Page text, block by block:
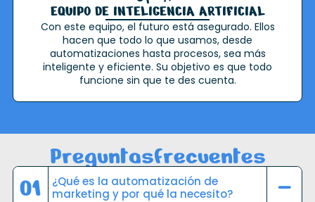
EQUIPO DE INTELIGENCIA ARTIFICIAL
Con este equipo, el futuro está asegurado. Ellos
hacen que todo lo que usamos, desde
automatizaciones hasta procesos, sea más
inteligente y eficiente. Su objetivo es que todo
funcione sin que te des cuenta.
Preguntasfrecuentes
¿Qué es la automatización de
marketing y por qué la necesito?